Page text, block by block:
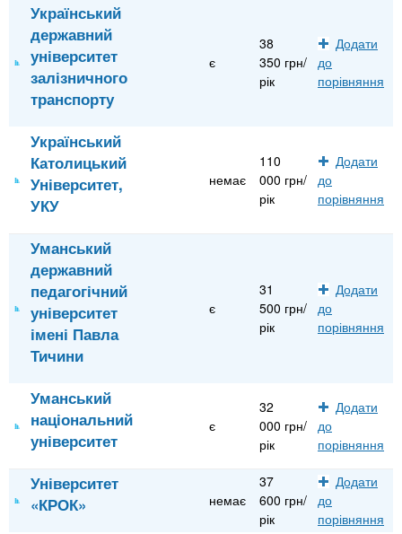
Український
державний
університет
залізничного
транспорту
є
38
350 грн/
рік
Додати
до
порівняння
Український
Католицький
Університет,
УКУ
немає
110
000 грн/
рік
Додати
до
порівняння
Уманський
державний
педагогічний
університет
імені Павла
Тичини
є
31
500 грн/
рік
Додати
до
порівняння
Уманський
національний
університет
є
32
000 грн/
рік
Додати
до
порівняння
Університет
«КРОК»
немає
37
600 грн/
рік
Додати
до
порівняння